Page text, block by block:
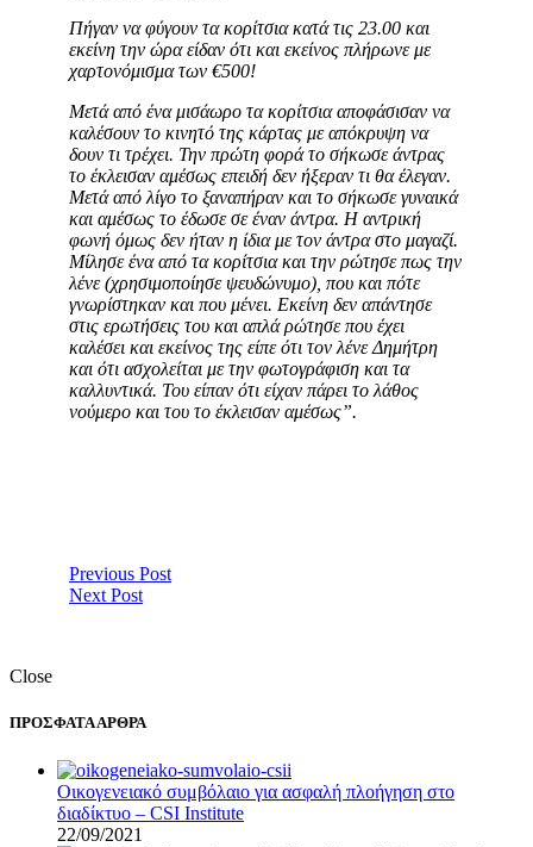
Πήγαν να φύγουν τα κορίτσια κατά τις 23.00 και
εκείνη την ώρα είδαν ότι και εκείνος πλήρωνε με
χαρτονόμισμα των €500!
Μετά από ένα μισάωρο τα κορίτσια αποφάσισαν να
καλέσουν το κινητό της κάρτας με απόκρυψη να
δουν τι τρέχει. Την πρώτη φορά το σήκωσε άντρας
το έκλεισαν αμέσως επειδή δεν ήξεραν τι θα έλεγαν.
Μετά από λίγο το ξαναπήραν και το σήκωσε γυναικά
και αμέσως το έδωσε σε έναν άντρα. Η αντρική
φωνή όμως δεν ήταν η ίδια με τον άντρα στο μαγαζί.
Μίλησε ένα από τα κορίτσια και την ρώτησε πως την
λένε (χρησιμοποίησε ψευδώνυμο), που και πότε
γνωρίστηκαν και που μένει. Εκείνη δεν απάντησε
στις ερωτήσεις του και απλά ρώτησε που έχει
καλέσει και εκείνος της είπε ότι τον λένε Δημήτρη
και ότι ασχολείται με την φωτογράφιση και τα
καλλυντικά. Του είπαν ότι είχαν πάρει το λάθος
νούμερο και του το έκλεισαν αμέσως”.
Previous Post
Next Post
Close
ΠΡΟΣΦΑΤΑ ΑΡΘΡΑ
Οικογενειακό συμβόλαιο για ασφαλή πλοήγηση στο
διαδίκτυο – CSI Institute
22/09/2021